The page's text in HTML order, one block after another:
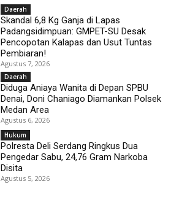
Daerah
Skandal 6,8 Kg Ganja di Lapas
Padangsidimpuan: GMPET-SU Desak
Pencopotan Kalapas dan Usut Tuntas
Pembiaran!
Agustus 7, 2026
Daerah
Diduga Aniaya Wanita di Depan SPBU
Denai, Doni Chaniago Diamankan Polsek
Medan Area
Agustus 6, 2026
Hukum
Polresta Deli Serdang Ringkus Dua
Pengedar Sabu, 24,76 Gram Narkoba
Disita
Agustus 5, 2026